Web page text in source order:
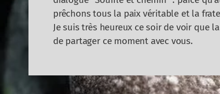
prêchons tous la paix véritable et la
Je suis très heureux ce soir de voir que
de partager ce moment avec vous.